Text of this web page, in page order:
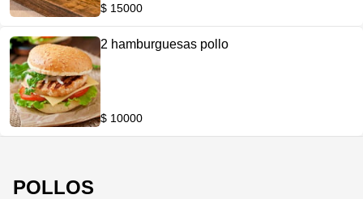
$ 15000
2 hamburguesas pollo
$ 10000
POLLOS